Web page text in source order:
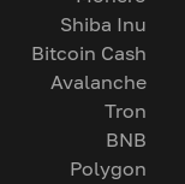
Shiba Inu
Bitcoin Cash
Avalanche
Tron
BNB
Polygon